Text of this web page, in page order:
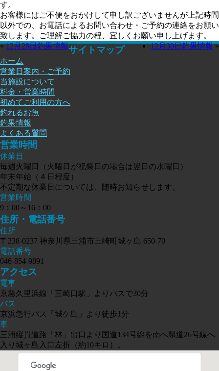
す。
お客様にはご不便をおかけして申し訳ございませんが上記時間
以外での、お電話によるお問い合わせ・ご予約の連絡をお願い
致します。ご理解ご協力の程、宜しくお願い申し上げます。
«12月28日釣果情報 12月30日釣果情報»
サイトマップ
ホーム
営業日案内・ご予約
当施設について
料金・営業時間
初めてご利用の方へ
釣れるお魚
釣果情報
よくある質問
営業時間
休業日
毎週火曜日（火曜日が祝祭日の場合は翌日の水曜日）
年末年始（４日程度）
不定期な休業日については、随時お知らせします。
営業時間
9：00～16：00
住所・電話番号
住所
〒238-0237 神奈川県三浦市三崎町城ヶ島 650-70
電話番号
046-854-9891
アクセス
電車
京急久里浜線「三崎口駅」よりバスで30分
バス
京浜急行バス「城ケ島」より徒歩1分
車
三浦縦貫道路「林」出口より国道134号線を南へ県道26号線へ
入り城ヶ島入口左折（約10キロ）。